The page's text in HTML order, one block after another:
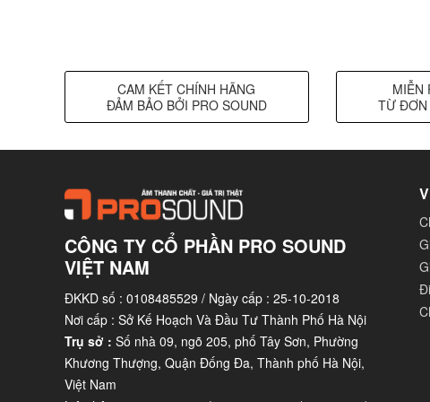
Công nghệ thiết kế cao cấp có kiểm soát
Công nghệ thiết kế cao cấp có kiểm soát: Bên ngoài
thiết bị định hình sóng tần số cao. Một chồng chéo
chiều.
Kiến trúc hình nón nâng cao
Thiết kế hình nón Kevlar® (vật liệu chống đạn) thiết kế
trung thấp của ADAMSON.
CAM KẾT CHÍNH HÃNG
ĐẢM BẢO BỞI PRO SOUND
MIỄN
TỪ
CÔNG TY CỔ PHẦN PRO SOUND
VIỆT NAM
ĐKKD số : 0108485529 / Ngày cấp : 25-10-2018
Nơi cấp : Sở Kế Hoạch Và Đầu Tư Thành Phố Hà Nội
Trụ sở : Số nhà 09, ngõ 205, phố Tây Sơn, Phường
Khương Thượng, Quận Đống Đa, Thành phố Hà Nội,
Việt Nam